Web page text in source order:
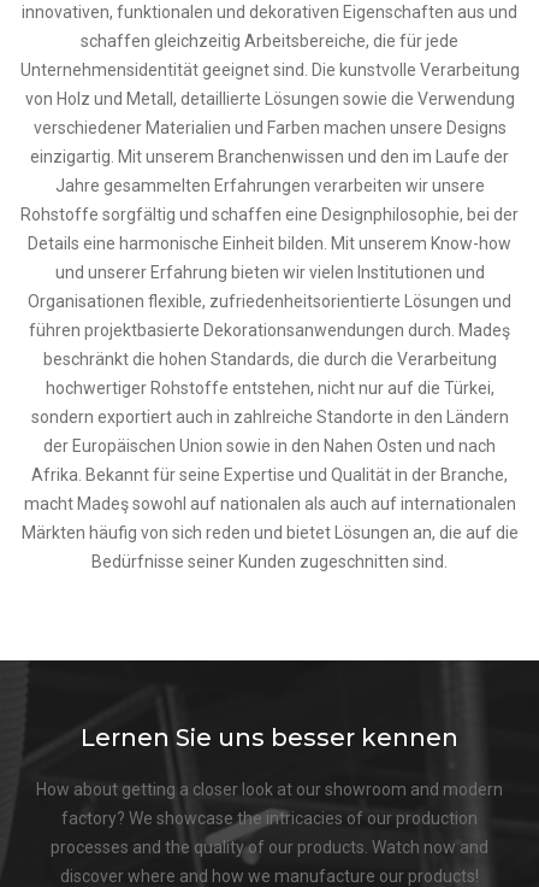
innovativen, funktionalen und dekorativen Eigenschaften aus und
schaffen gleichzeitig Arbeitsbereiche, die für jede
Unternehmensidentität geeignet sind. Die kunstvolle Verarbeitung
von Holz und Metall, detaillierte Lösungen sowie die Verwendung
verschiedener Materialien und Farben machen unsere Designs
einzigartig. Mit unserem Branchenwissen und den im Laufe der
Jahre gesammelten Erfahrungen verarbeiten wir unsere
Rohstoffe sorgfältig und schaffen eine Designphilosophie, bei der
Details eine harmonische Einheit bilden. Mit unserem Know-how
und unserer Erfahrung bieten wir vielen Institutionen und
Organisationen flexible, zufriedenheitsorientierte Lösungen und
führen projektbasierte Dekorationsanwendungen durch. Madeş
beschränkt die hohen Standards, die durch die Verarbeitung
hochwertiger Rohstoffe entstehen, nicht nur auf die Türkei,
sondern exportiert auch in zahlreiche Standorte in den Ländern
der Europäischen Union sowie in den Nahen Osten und nach
Afrika. Bekannt für seine Expertise und Qualität in der Branche,
macht Madeş sowohl auf nationalen als auch auf internationalen
Märkten häufig von sich reden und bietet Lösungen an, die auf die
Bedürfnisse seiner Kunden zugeschnitten sind.
Lernen Sie uns besser kennen
How about getting a closer look at our showroom and modern
factory? We showcase the intricacies of our production
processes and the quality of our products. Watch now and
discover where and how we manufacture our products!